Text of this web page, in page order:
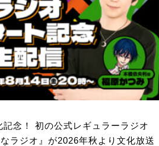
記念！ 初の公式レギュラーラジオ
ラジオ』が2026年秋より文化放送